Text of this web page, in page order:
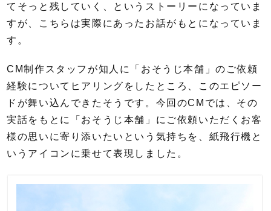
てそっと残していく、というストーリーになっていま
すが、こちらは実際にあったお話がもとになっていま
す。
CM制作スタッフが知人に「おそうじ本舗」のご依頼
経験についてヒアリングをしたところ、このエピソー
ドが舞い込んできたそうです。今回のCMでは、その
実話をもとに「おそうじ本舗」にご依頼いただくお客
様の思いに寄り添いたいという気持ちを、紙飛行機と
いうアイコンに乗せて表現しました。